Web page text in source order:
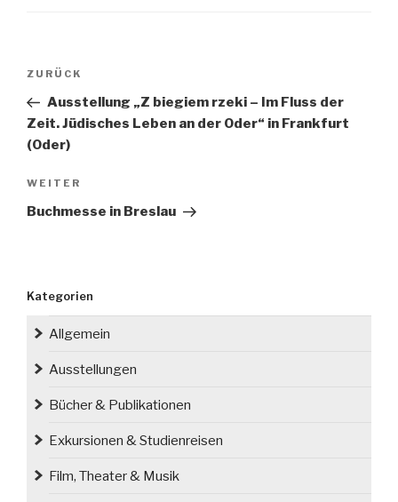
Vorheriger
Beitrag
ZURÜCK
Ausstellung „Z biegiem rzeki – Im Fluss der
Zeit. Jüdisches Leben an der Oder“ in Frankfurt
(Oder)
Nächster
Beitrag
WEITER
Buchmesse in Breslau
Kategorien
Allgemein
Ausstellungen
Bücher & Publikationen
Exkursionen & Studienreisen
Film, Theater & Musik